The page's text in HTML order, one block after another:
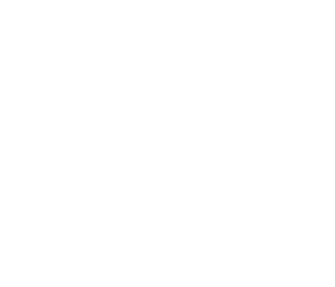
vào thế kỷ XXI. Những người
định hướng để con mình học